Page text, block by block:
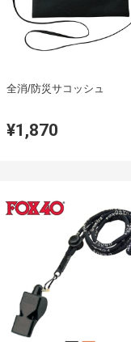
全消/防災サコッシュ
¥1,870